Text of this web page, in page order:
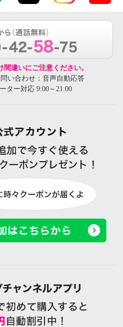
違いにご注意ください。
い合わせ：音声自動応答
ター対応 9:00～21:00